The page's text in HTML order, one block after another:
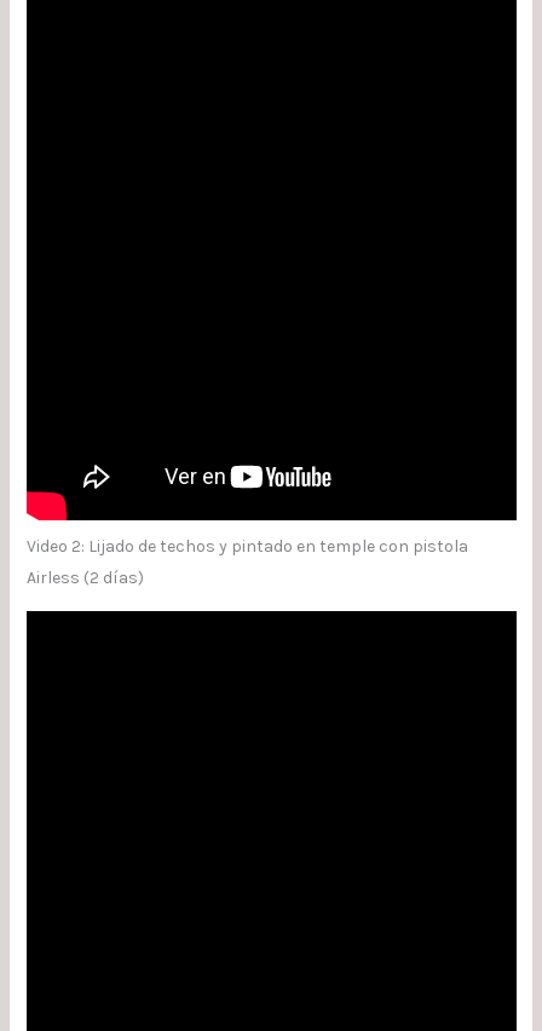
Video 2: Lijado de techos y pintado en temple con pistola
Airless (2 días)